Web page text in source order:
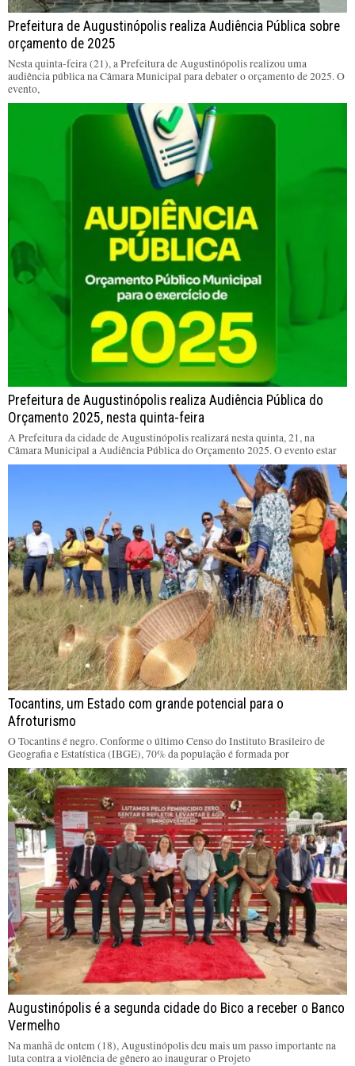
Prefeitura de Augustinópolis realiza Audiência Pública sobre
orçamento de 2025
Nesta quinta-feira (21), a Prefeitura de Augustinópolis realizou uma
audiência pública na Câmara Municipal para debater o orçamento de 2025. O
evento,
Prefeitura de Augustinópolis realiza Audiência Pública do
Orçamento 2025, nesta quinta-feira
A Prefeitura da cidade de Augustinópolis realizará nesta quinta, 21, na
Câmara Municipal a Audiência Pública do Orçamento 2025. O evento estar
Tocantins, um Estado com grande potencial para o
Afroturismo
O Tocantins é negro. Conforme o último Censo do Instituto Brasileiro de
Geografia e Estatística (IBGE), 70% da população é formada por
Augustinópolis é a segunda cidade do Bico a receber o Banco
Vermelho
Na manhã de ontem (18), Augustinópolis deu mais um passo importante na
luta contra a violência de gênero ao inaugurar o Projeto